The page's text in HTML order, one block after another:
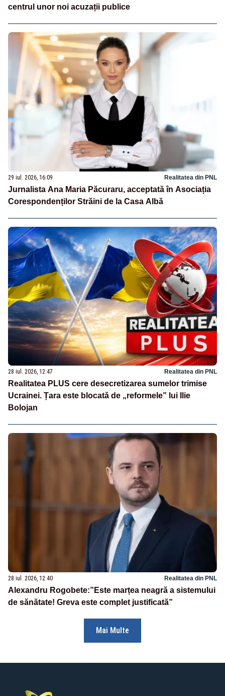
centrul unor noi acuzații publice
29 iul. 2026, 16:09 Realitatea din PNL
Jurnalista Ana Maria Păcuraru, acceptată în Asociația
Corespondenților Străini de la Casa Albă
28 iul. 2026, 12:47 Realitatea din PNL
Realitatea PLUS cere desecretizarea sumelor trimise
Ucrainei. Țara este blocată de „reformele” lui Ilie
Bolojan
28 iul. 2026, 12:40 Realitatea din PNL
Alexandru Rogobete:”Este marțea neagră a sistemului
de sănătate! Greva este complet justificată”
Mai Multe